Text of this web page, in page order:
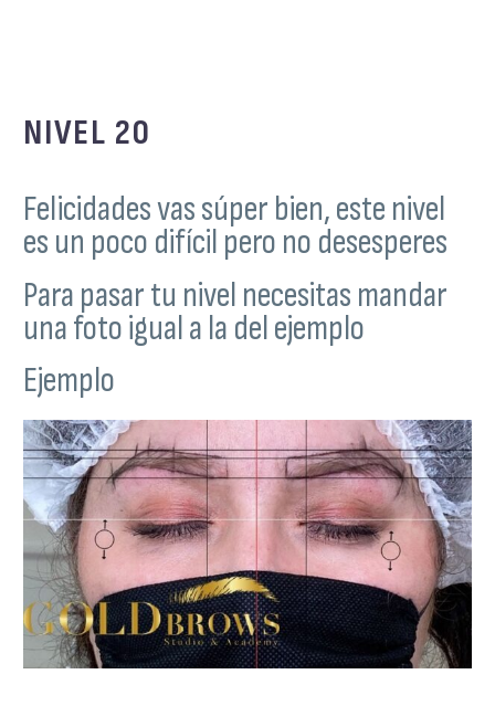
NIVEL 20
Felicidades vas súper bien, este nivel
es un poco difícil pero no desesperes
Para pasar tu nivel necesitas mandar
una foto igual a la del ejemplo
Ejemplo